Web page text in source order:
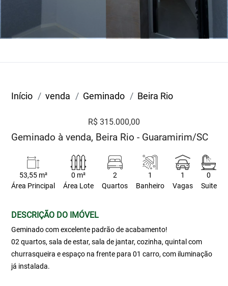
Início venda Geminado Beira Rio
R$ 315.000,00
Geminado à venda, Beira Rio - Guaramirim/SC
53,55 m²
Área Principal
0 m²
Área Lote
2
Quartos
1
Banheiro
1
Vagas
0
Suite
DESCRIÇÃO DO IMÓVEL
Geminado com excelente padrão de acabamento!
02 quartos, sala de estar, sala de jantar, cozinha, quintal com
churrasqueira e espaço na frente para 01 carro, com iluminação
já instalada.